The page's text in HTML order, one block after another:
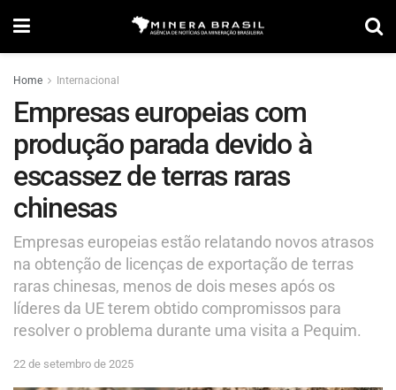
Home Internacional
Empresas europeias com
produção parada devido à
escassez de terras raras
chinesas
Empresas europeias estão relatando novos atrasos
na obtenção de licenças de exportação de terras
raras chinesas, menos de dois meses após os
líderes da UE terem obtido compromissos para
resolver o problema durante uma visita a Pequim.
22 de setembro de 2025